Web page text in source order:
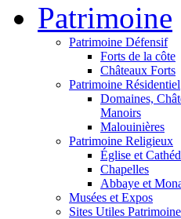
Patrimoine
Patrimoine Défensif
Forts de la côte
Châteaux Forts
Patrimoine Résidentiel
Domaines,
Manoirs
Malouinières
Patrimoine Religieux
Église et
Chapelles
Abbaye et
Musées et Expos
Sites Utiles Patrimoine